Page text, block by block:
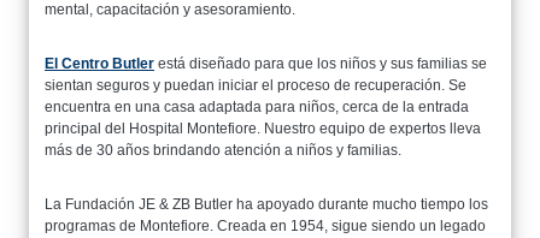
mental, capacitación y asesoramiento.
El Centro Butler está diseñado para que los niños y sus familias se
sientan seguros y puedan iniciar el proceso de recuperación. Se
encuentra en una casa adaptada para niños, cerca de la entrada
principal del Hospital Montefiore. Nuestro equipo de expertos lleva
más de 30 años brindando atención a niños y familias.
La Fundación JE & ZB Butler ha apoyado durante mucho tiempo los
programas de Montefiore. Creada en 1954, sigue siendo un legado